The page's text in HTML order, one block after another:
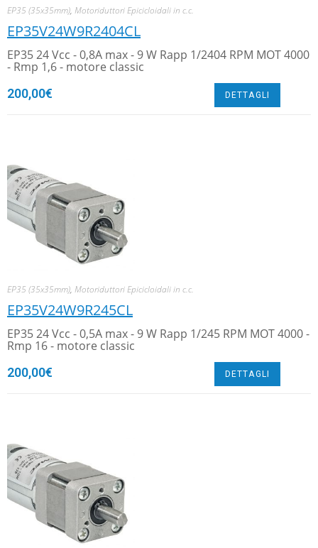
EP35 (35x35mm), Motoriduttori Epicicloidali in c.c.
EP35V24W9R2404CL
EP35 24 Vcc - 0,8A max - 9 W Rapp 1/2404 RPM MOT 4000
- Rmp 1,6 - motore classic
200,00€ DETTAGLI
EP35 (35x35mm), Motoriduttori Epicicloidali in c.c.
EP35V24W9R245CL
EP35 24 Vcc - 0,5A max - 9 W Rapp 1/245 RPM MOT 4000 -
Rmp 16 - motore classic
200,00€ DETTAGLI